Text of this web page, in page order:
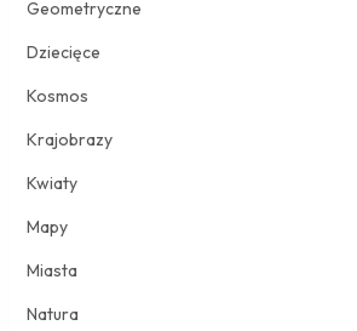
Geometryczne
Dziecięce
Kosmos
Krajobrazy
Kwiaty
Mapy
Miasta
Natura